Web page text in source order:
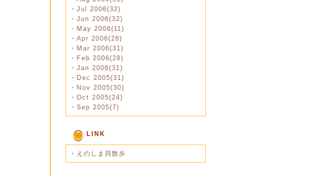
・ Jul 2006(32)
・ Jun 2006(32)
・ May 2006(11)
・ Apr 2006(28)
・ Mar 2006(31)
・ Feb 2006(28)
・ Jan 2006(31)
・ Dec 2005(31)
・ Nov 2005(30)
・ Oct 2005(24)
・ Sep 2005(7)
LINK
・ えのしま貝散歩